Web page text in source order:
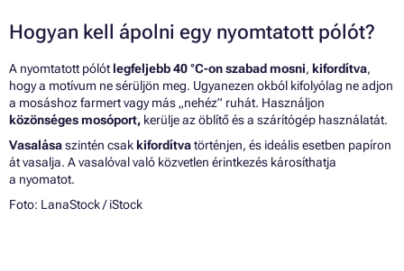
Hogyan kell ápolni egy nyomtatott pólót?
A nyomtatott pólótlegfeljebb 40 °C-on szabad mosni, kifordítva,
hogy a motívum ne sérüljön meg. Ugyanezen okból kifolyólag ne adjon
a mosáshoz farmert vagy más „nehéz” ruhát. Használjon
közönséges mosóport, kerülje az öblítő és a szárítógép használatát.
Vasalásaszintén csak kifordítvatörténjen, és ideális esetben papíron
át vasalja. A vasalóval való közvetlen érintkezés károsíthatja
a nyomatot.
Foto: LanaStock/ iStock